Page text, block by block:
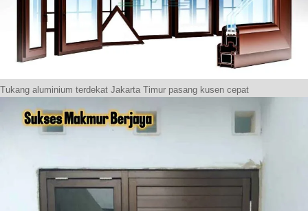
Tukang aluminium terdekat Jakarta Timur pasang kusen cepat